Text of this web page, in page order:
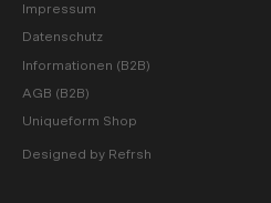
Impressum
Datenschutz
Informationen (B2B)
AGB (B2B)
Uniqueform Shop
Designed by Refrsh